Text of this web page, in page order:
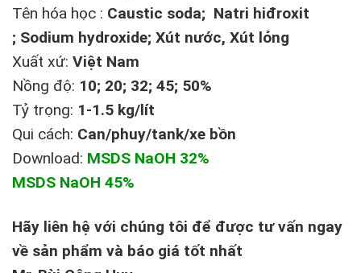
Tên hóa học : Caustic soda; Natri hiđroxit
; Sodium hydroxide; Xút nước, Xút lỏng
Xuất xứ: Việt Nam
Nồng độ: 10; 20; 32; 45; 50%
Tỷ trọng: 1-1.5 kg/lít
Qui cách: Can/phuy/tank/xe bồn
Download: MSDS NaOH 32%
MSDS NaOH 45%
Hãy liên hệ với chúng tôi để được tư vấn ngay
về sản phẩm và báo giá tốt nhất